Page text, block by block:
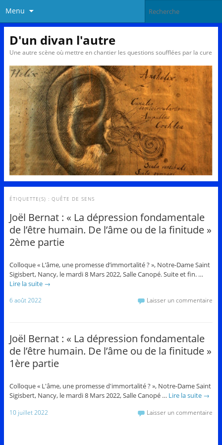
Menu
D'un divan l'autre
Une autre scène où mettre en chantier les questions soufflées par la cure
ÉTIQUETTE(S) : QUÊTE DE SENS
Joël Bernat : « La dépression fondamentale
de l’être humain. De l’âme ou de la finitude »
2ème partie
Colloque « L’âme, une promesse d’immortalité ? », Notre-Dame Saint
Sigisbert, Nancy, le mardi 8 Mars 2022, Salle Canopé. Suite et fin. …
Lire la suite →
6 août 2022 Laisser un commentaire
Joël Bernat : « La dépression fondamentale
de l’être humain. De l’âme ou de la finitude »
1ère partie
Colloque « L'âme, une promesse d'immortalité ? », Notre-Dame Saint
Sigisbert, Nancy, le mardi 8 Mars 2022, Salle Canopé … Lire la suite →
10 juillet 2022 Laisser un commentaire